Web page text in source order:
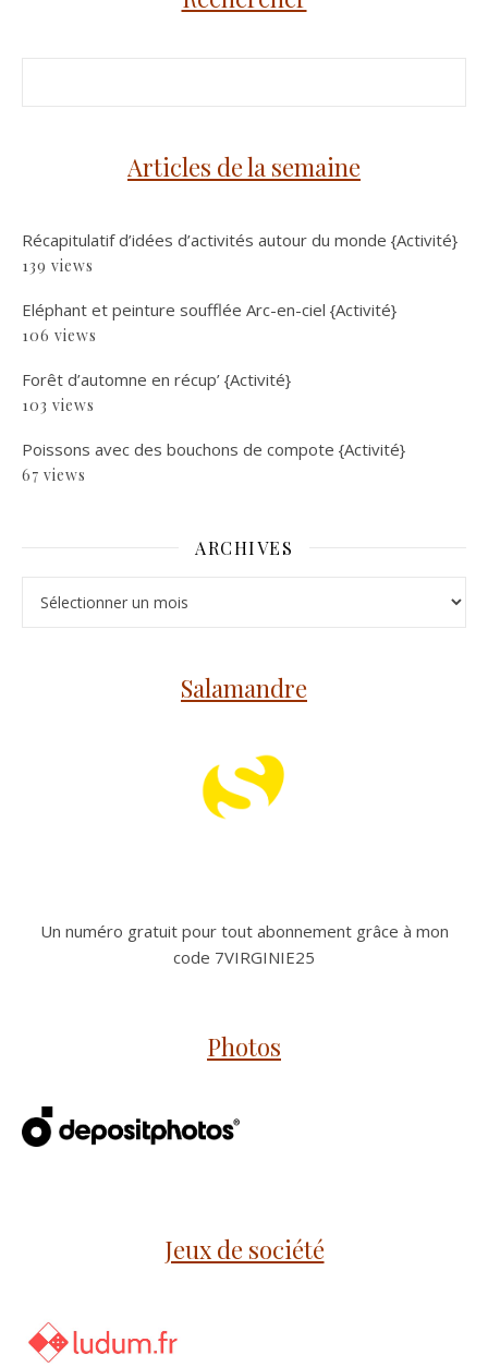
Articles de la semaine
Récapitulatif d’idées d’activités autour du monde {Activité}
139 views
Eléphant et peinture soufflée Arc-en-ciel {Activité}
106 views
Forêt d’automne en récup’ {Activité}
103 views
Poissons avec des bouchons de compote {Activité}
67 views
ARCHIVES
Salamandre
Un numéro gratuit pour tout abonnement grâce à mon
code 7VIRGINIE25
Photos
Jeux de société